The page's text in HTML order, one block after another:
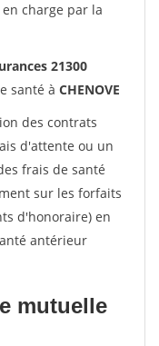
charge par la
21300
santé à CHENOVE
des contrats
d'attente ou un
frais de santé
sur les forfaits
d'honoraire) en
antérieur
mutuelle